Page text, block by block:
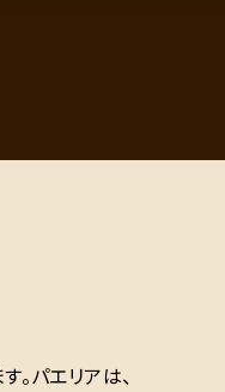
パエリアは、